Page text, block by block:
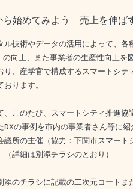
始めてみよう 売上を伸ば
技術やデータの活用によって、各
向上、また事業者の生産性向上を
、産学官で構成するスマートシテ
ります。
このたび、スマートシティ推進協
の事例を市内の事業者さん等に紹
所の主催（協力：下関市スマート
詳細は別添チラシのとおり）
のチラシに記載の二次元コートま